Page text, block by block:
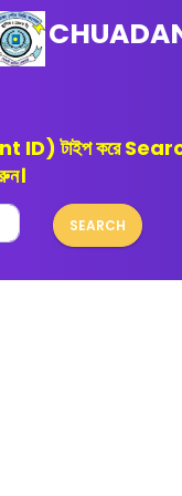
ID) টাইপ করে
SEARCH